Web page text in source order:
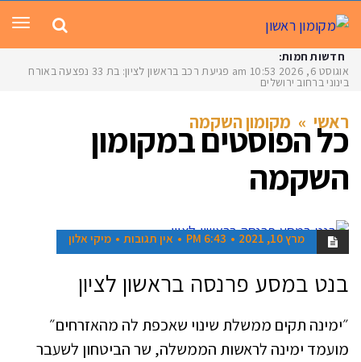
חדשות חמות:
אוגוסט 6, 2026
10:53 am פגיעת רכב בראשון לציון: בת 33 נפצעה באורח
בינוני ברחוב ירושלים
ראשי » מקומון השקמה
כל הפוסטים במקומון
השקמה
אנשים
מרץ 10, 2021 6:43 PM אין תגובות מיקי אלון
בנט במסע פרנסה בראשון לציון
״ימינה תקים ממשלת שינוי שאכפת לה מהאזרחים״
מועמד ימינה לראשות הממשלה, שר הביטחון לשעבר